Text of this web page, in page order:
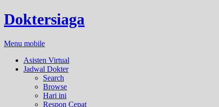
Doktersiaga
Menu mobile
Asisten Virtual
Jadwal Dokter
Search
Browse
Hari ini
Respon Cepat